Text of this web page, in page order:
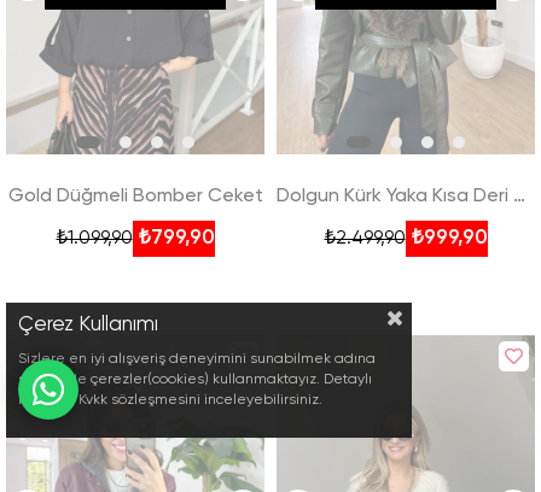
Gold Düğmeli Bomber Ceket
₺799,90
₺1.099,90
Dolgun Kürk Yaka Kısa Deri Ceket
₺999,90
₺2.499,90
Çerez Kullanımı
Sizlere en iyi alışveriş deneyimini sunabilmek adına
sitemizde çerezler(cookies) kullanmaktayız. Detaylı
bilgi için Kvkk sözleşmesini inceleyebilirsiniz.